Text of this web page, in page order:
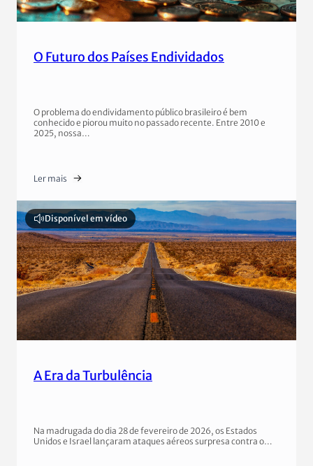
O Futuro dos Países Endividados
O problema do endividamento público brasileiro é bem
conhecido e piorou muito no passado recente. Entre 2010 e
2025, nossa…
Ler mais
Disponível em vídeo
A Era da Turbulência
Na madrugada do dia 28 de fevereiro de 2026, os Estados
Unidos e Israel lançaram ataques aéreos surpresa contra o…